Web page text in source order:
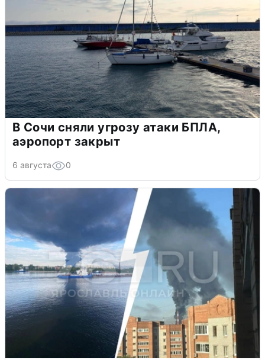
В Сочи сняли угрозу атаки БПЛА,
аэропорт закрыт
6 августа 0